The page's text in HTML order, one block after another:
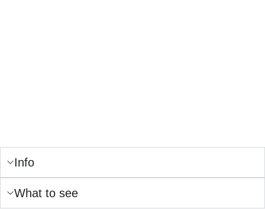
Info
What to see